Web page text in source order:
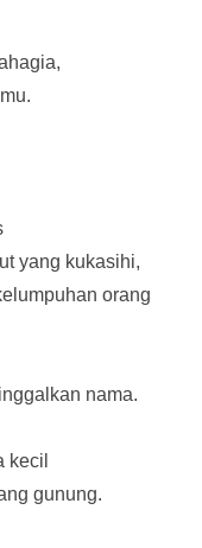
yang kukasihi,
orang
nama.
kecil
gunung.